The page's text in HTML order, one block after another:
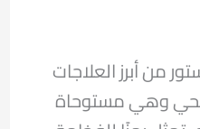
من أبرز العلاجات
وهي مستوحاة